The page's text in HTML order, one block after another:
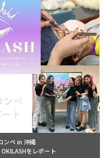
ンペ in 沖縄
をレポート